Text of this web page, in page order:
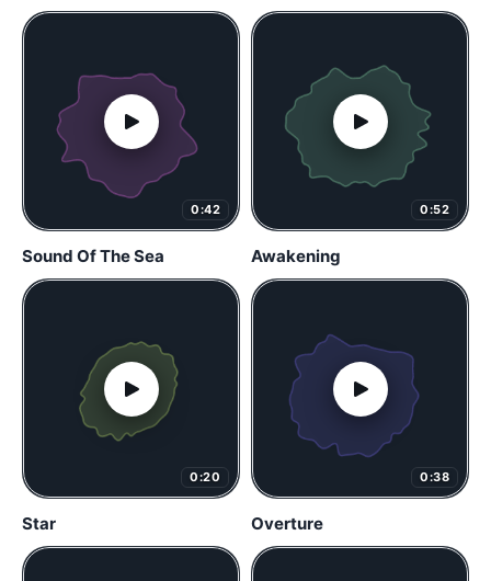
0:42
Sound Of The Sea
0:52
Awakening
0:20
Star
0:38
Overture